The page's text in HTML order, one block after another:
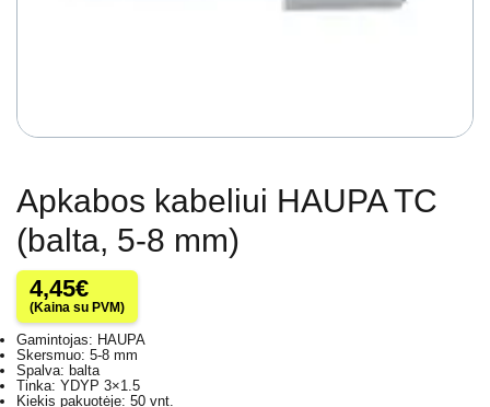
Apkabos kabeliui HAUPA TC
(balta, 5-8 mm)
4,45€
(Kaina su PVM)
Gamintojas: HAUPA
Skersmuo: 5-8 mm
Spalva: balta
Tinka: YDYP 3×1.5
Kiekis pakuotėje: 50 vnt.